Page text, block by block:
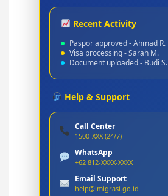
Recent Activity
Paspor approved - Ahmad R.
Visa processing - Sarah M.
Document uploaded - Budi S.
Help & Support
Call Center
1500-XXX (24/7)
WhatsApp
+62 812-XXXX-XXXX
Email Support
help@imigrasi.go.id